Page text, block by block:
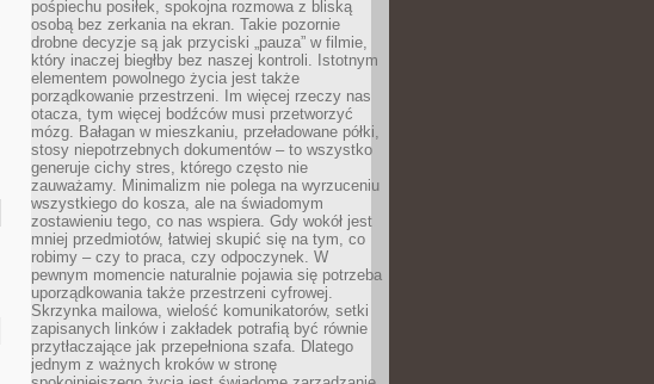
pośpiechu posiłek, spokojna rozmowa z bliską
osobą bez zerkania na ekran. Takie pozornie
drobne decyzje są jak przyciski „pauza” w filmie,
który inaczej biegłby bez naszej kontroli. Istotnym
elementem powolnego życia jest także
porządkowanie przestrzeni. Im więcej rzeczy nas
otacza, tym więcej bodźców musi przetworzyć
mózg. Bałagan w mieszkaniu, przeładowane półki,
stosy niepotrzebnych dokumentów – to wszystko
generuje cichy stres, którego często nie
zauważamy. Minimalizm nie polega na wyrzuceniu
wszystkiego do kosza, ale na świadomym
zostawieniu tego, co nas wspiera. Gdy wokół jest
mniej przedmiotów, łatwiej skupić się na tym, co
robimy – czy to praca, czy odpoczynek. W
pewnym momencie naturalnie pojawia się potrzeba
uporządkowania także przestrzeni cyfrowej.
Skrzynka mailowa, wielość komunikatorów, setki
zapisanych linków i zakładek potrafią być równie
przytłaczające jak przepełniona szafa. Dlatego
jednym z ważnych kroków w stronę